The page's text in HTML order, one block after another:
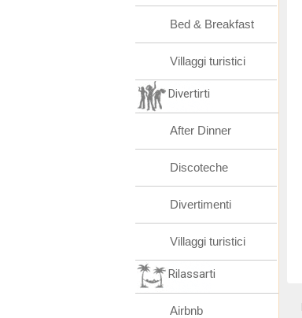
Bed & Breakfast
Villaggi turistici
Divertirti
After Dinner
Discoteche
Divertimenti
Villaggi turistici
Rilassarti
Airbnb